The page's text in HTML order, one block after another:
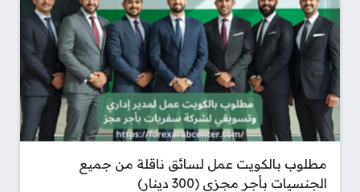
مطلوب بالكويت عمل لسائق ناقلة من جميع
الجنسيات بأجر مجزي (300 دينار)